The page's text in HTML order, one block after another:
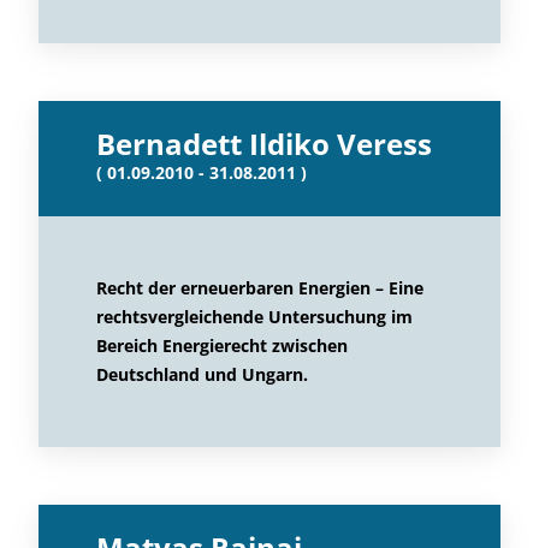
Bernadett Ildiko Veress
( 01.09.2010 - 31.08.2011 )
Recht der erneuerbaren Energien – Eine
rechtsvergleichende Untersuchung im
Bereich Energierecht zwischen
Deutschland und Ungarn.